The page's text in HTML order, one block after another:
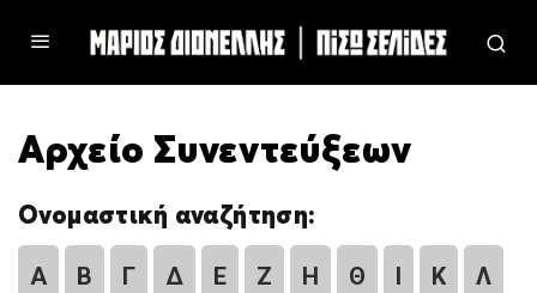
Αρχείο Συνεντεύξεων
Ονομαστική αναζήτηση:
Α Β Γ Δ Ε Ζ Η Θ Ι Κ Λ